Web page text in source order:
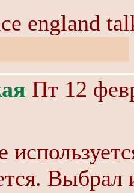
england
Пт 12
Выбрал